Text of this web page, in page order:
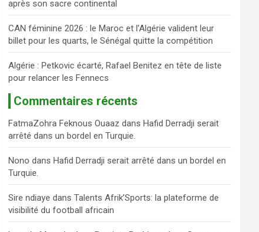
après son sacre continental
CAN féminine 2026 : le Maroc et l’Algérie valident leur
billet pour les quarts, le Sénégal quitte la compétition
Algérie : Petkovic écarté, Rafael Benitez en tête de liste
pour relancer les Fennecs
Commentaires récents
FatmaZohra Feknous Ouaaz dansHafid Derradji serait
arrêté dans un bordel en Turquie.
Nono dansHafid Derradji serait arrêté dans un bordel en
Turquie.
Sire ndiaye dansTalents Afrik’Sports: la plateforme de
visibilité du football africain